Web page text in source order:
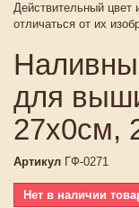
Действительный цвет
отличаться от их
для
27х0см,
Артикул ГФ-0271
Нет в наличии